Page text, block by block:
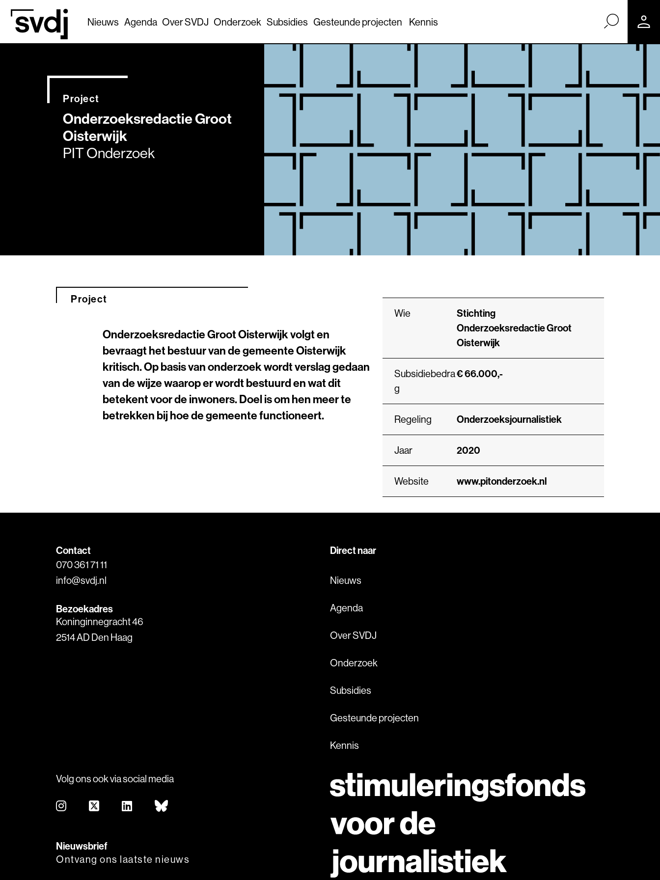
Naar hoofdinhoud
Nieuws Agenda Over SVDJ Onderzoek Subsidies Gesteunde projecten Kennis
Onderzoeksredactie Groot
Oisterwijk
PIT Onderzoek
Project
Project
Onderzoeksredactie Groot Oisterwijk volgt en
bevraagt het bestuur van de gemeente Oisterwijk
kritisch. Op basis van onderzoek wordt verslag gedaan
van de wijze waarop er wordt bestuurd en wat dit
betekent voor de inwoners. Doel is om hen meer te
betrekken bij hoe de gemeente functioneert.
Wie
Stichting
Onderzoeksredactie Groot
Oisterwijk
Subsidiebedra
g
€ 66.000,-
Regeling Onderzoeksjournalistiek
Jaar 2020
Website www.pitonderzoek.nl
Contact
070 361 71 11
info@svdj.nl
Bezoekadres
Koninginnegracht 46
2514 AD Den Haag
Direct naar
Nieuws
Agenda
Over SVDJ
Onderzoek
Subsidies
Gesteunde projecten
Kennis
Volg ons ook via social media
Nieuwsbrief
Ontvang ons laatste nieuws